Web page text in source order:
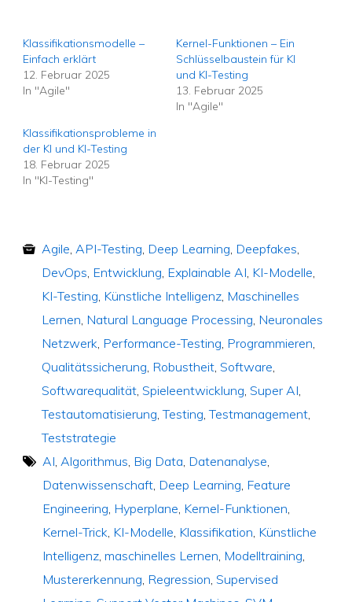
Klassifikationsmodelle –
Einfach erklärt
12. Februar 2025
In "Agile"
Kernel-Funktionen – Ein
Schlüsselbaustein für KI
und KI-Testing
13. Februar 2025
In "Agile"
Klassifikationsprobleme in
der KI und KI-Testing
18. Februar 2025
In "KI-Testing"
Agile API-Testing Deep Learning Deepfakes
DevOps Entwicklung Explainable AI KI-Modelle
KI-Testing Künstliche Intelligenz, Maschinelles
Lernen Natural Language Processing Neuronales
Netzwerk Performance-Testing Programmieren
Qualitätssicherung Robustheit, Software
Softwarequalität, Spieleentwicklung Super AI
Testautomatisierung ,Testing ,Testmanagement,
Teststrategie
AI Algorithmus Big Data Datenanalyse
Datenwissenschaft, Deep Learning Feature
Engineering Hyperplane Kernel-Funktionen
Kernel-Trick KI-Modelle Klassifikation Künstliche
Intelligenz, maschinelles Lernen Modelltraining
Mustererkennung Regression Supervised